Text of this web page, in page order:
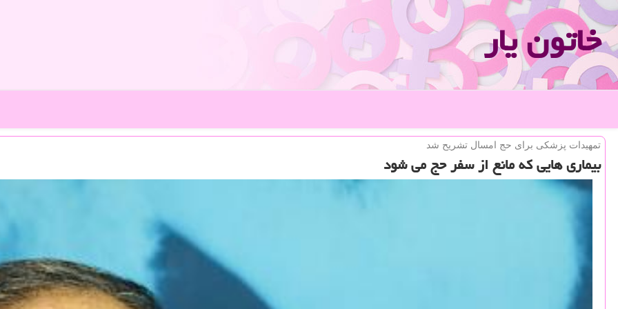
خاتون یار
تمهیدات پزشكی برای حج امسال تشریح شد
بیماری هایی كه مانع از سفر حج می شود